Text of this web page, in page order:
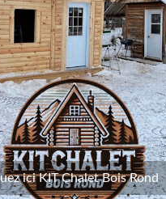
ici KIT Chalet Bois Rond